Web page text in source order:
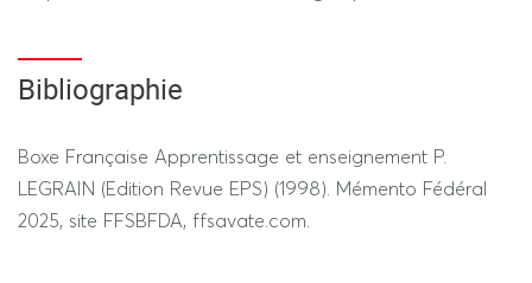
l’épreuve hors tiers temps : 1h
l’épreuve écrite hors tiers temps 1h
Bibliographie
Boxe Française Apprentissage et enseignement P.
LEGRAIN (Edition Revue EPS) (1998). Mémento Fédéral
2025, site FFSBFDA, ffsavate.com.